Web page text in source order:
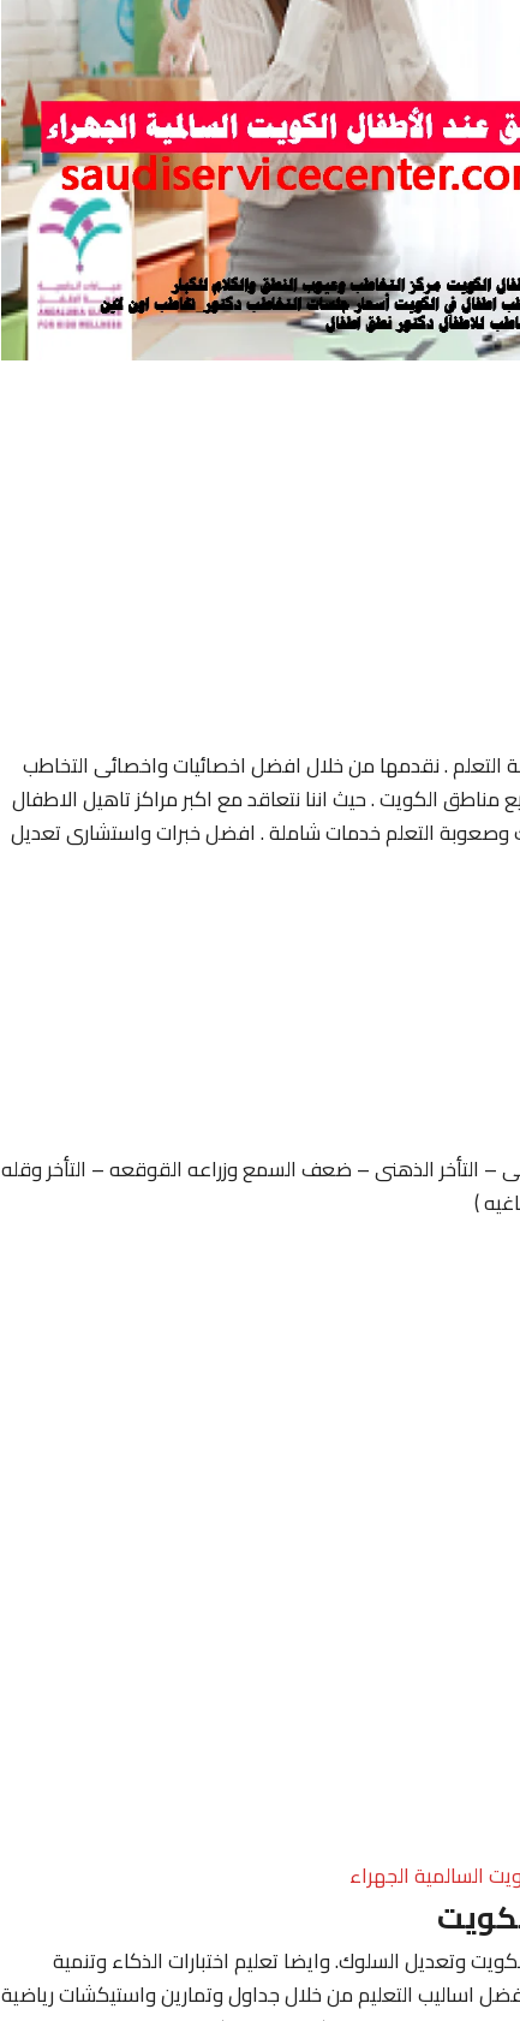
. نقدمها من خلال افضل اخصائيات واخصائى التخاطب
الكويت . حيث اننا نتعاقد مع اكبر مراكز تاهيل الاطفال
التعلم خدمات شاملة . افضل خبرات واستشارى تعديل
– التأخر الذهنى – ضعف السمع وزراعه القوقعه – التأخر وقله
)
السالمية الجهراء
وتعديل السلوك. وايضا تعليم اختبارات الذكاء وتنمية
اساليب التعليم من خلال جداول وتمارين واستيكشات رياضية